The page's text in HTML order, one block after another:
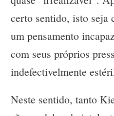
certo sentido, isto seja
um pensamento
com seus próprios
indefectivelmente
Neste sentido, tanto